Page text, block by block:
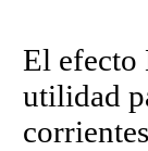
El efecto
utilidad